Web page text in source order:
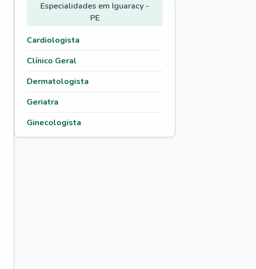
Especialidades em Iguaracy -
PE
Cardiologista
Clínico Geral
Dermatologista
Geriatra
Ginecologista